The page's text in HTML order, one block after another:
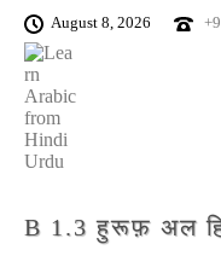
August 8, 2026
B 1.3 हुरूफ़ अल